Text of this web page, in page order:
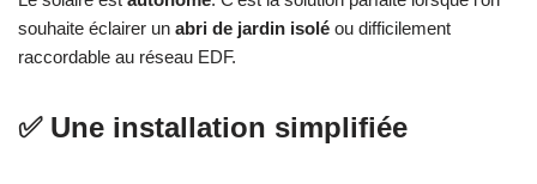
souhaite éclairer un abri de jardin isolé ou difficilement
raccordable au réseau EDF.
✅ Une installation simplifiée